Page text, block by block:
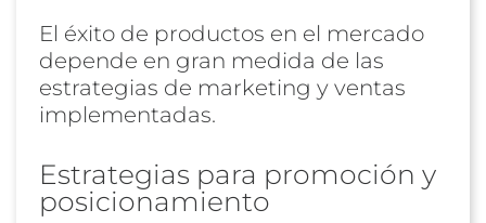
El éxito de productos en el mercado
depende en gran medida de las
estrategias de marketing y ventas
implementadas.
Estrategias para promoción y
posicionamiento